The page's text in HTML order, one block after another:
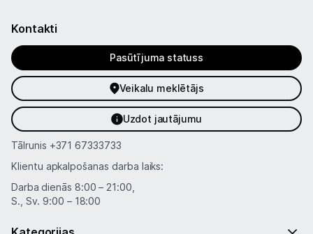
Piegāde un apmaksa
Tehnikas izvešana
Uzņēmumiem
Tet pakalpojumi
Kontakti
Kontakti
Pasūtījuma statuss
Veikalu meklētājs
Uzdot jautājumu
Tālrunis +371 67333733
Klientu apkalpošanas darba laiks:
Darba dienās 8:00 – 21:00,
S., Sv. 9:00 – 18:00